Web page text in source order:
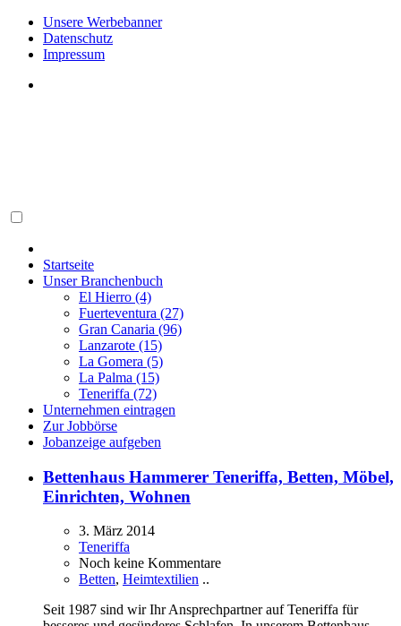
Unsere Werbebanner
Datenschutz
Impressum
Startseite
Unser Branchenbuch
El Hierro (4)
Fuerteventura (27)
Gran Canaria (96)
Lanzarote (15)
La Gomera (5)
La Palma (15)
Teneriffa (72)
Unternehmen eintragen
Zur Jobbörse
Jobanzeige aufgeben
Bettenhaus Hammerer Teneriffa, Betten, Möbel,
Einrichten, Wohnen
3. März 2014
Teneriffa
Noch keine Kommentare
Betten, Heimtextilien ..
Seit 1987 sind wir Ihr Ansprechpartner auf Teneriffa für